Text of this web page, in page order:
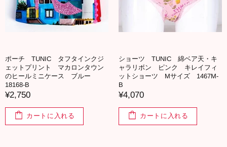
ポーチ TUNIC タフタインクジ
ェットプリント マカロンタウン
のヒールミニケース ブルー
18168-B
¥2,750
カートに入れる
ショーツ TUNIC 綿ベア天・キ
ャラリボン ピンク キレイフィ
ットショーツ Mサイズ 1467M-
B
¥4,070
カートに入れる